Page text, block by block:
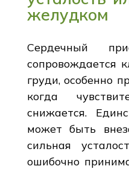
желудком
Сердечный
сопровождается
груди, особенно
когда
снижается.
может быть
сильная
ошибочно